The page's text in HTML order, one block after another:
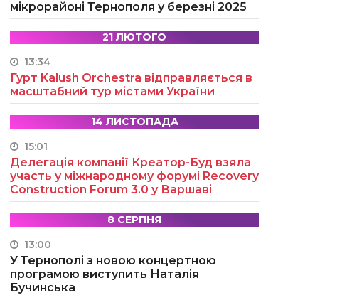
мікрорайоні Тернополя у березні 2025
21 ЛЮТОГО
13:34
Гурт Kalush Orchestra відправляється в
масштабний тур містами України
14 ЛИСТОПАДА
15:01
Делегація компанії Креатор-Буд взяла
участь у міжнародному форумі Recovery
Construction Forum 3.0 у Варшаві
8 СЕРПНЯ
13:00
У Тернополі з новою концертною
програмою виступить Наталія
Бучинська